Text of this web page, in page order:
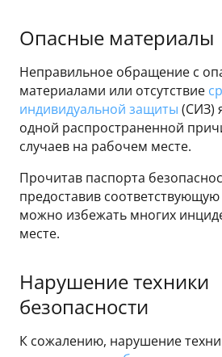
Опасные материалы
Неправильное обращение с
материалами или отсутствие
индивидуальной защиты (СИЗ)
одной распространенной
случаев на рабочем месте.
Прочитав паспорта
предоставив
можно избежать многих
месте.
Нарушение техники
безопасности
К сожалению, нарушение